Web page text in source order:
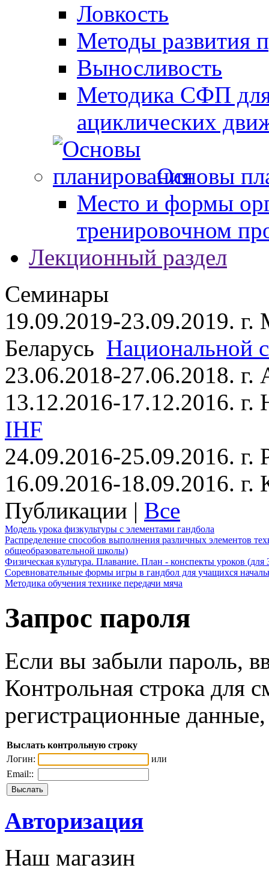
Ловкость
Методы развития
Выносливость
Методика СФП для
ациклических
Основы
Место и формы
тренировочном
Лекционный раздел
Семинары
19.09.2019-23.09.2019. г.
Беларусь Национальной
23.06.2018-27.06.2018.
13.12.2016-17.12.2016.
IHF
24.09.2016-25.09.2016. г.
16.09.2016-18.09.2016.
Публикации | Все
Модель урока физкультуры с элементами гандбола
Распределение способов выполнения различных элементов
общеобразовательной школы)
Физическая культура. Плавание. План - конспекты уроков (для
Соревновательные формы игры в гандбол для учащихся
Методика обучения технике передачи мяча
Запрос пароля
Если вы забыли пароль,
Контрольная строка для
регистрационные
Выслать контрольную строку
Логин:
или
Email::
Авторизация
Наш магазин